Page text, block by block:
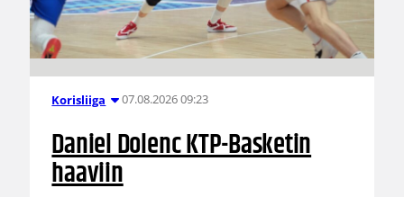
Korisliiga 07.08.2026 09:23
Daniel Dolenc KTP-Basketin
haaviin